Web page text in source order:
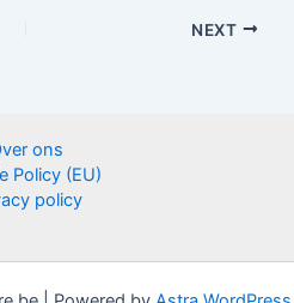
NEXT
ons
Policy (EU)
policy